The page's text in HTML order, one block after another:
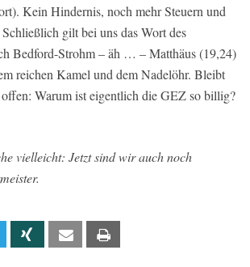
Kein Hindernis, noch mehr Steuern und
gilt bei uns das Wort des
Bedford-Strohm – äh … – Matthäus (19,24)
reichen Kamel und dem Nadelöhr. Bleibt
Warum ist eigentlich die GEZ so billig?
vielleicht: Jetzt sind wir auch noch
Linkedin Xing Email